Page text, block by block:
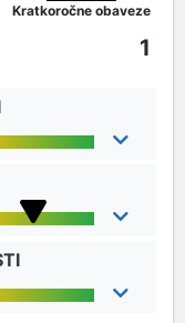
Kratkoročne obaveze
1